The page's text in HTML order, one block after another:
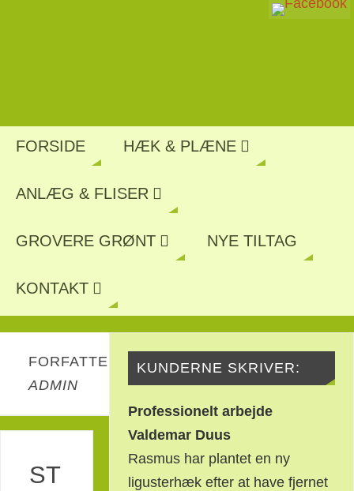
FORSIDE HÆK & PLÆNE
ANLÆG & FLISER
GROVERE GRØNT NYE TILTAG
KONTAKT
FORFATTER:
ADMIN
ST
KUNDERNE SKRIVER:
Professionelt arbejde
Valdemar Duus
Rasmus har plantet en ny
ligusterhæk efter at have fjernet